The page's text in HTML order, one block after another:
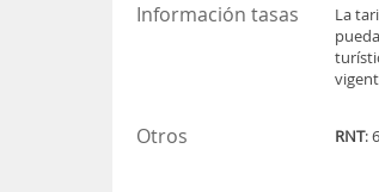
Información tasas
La
Otros RNT: